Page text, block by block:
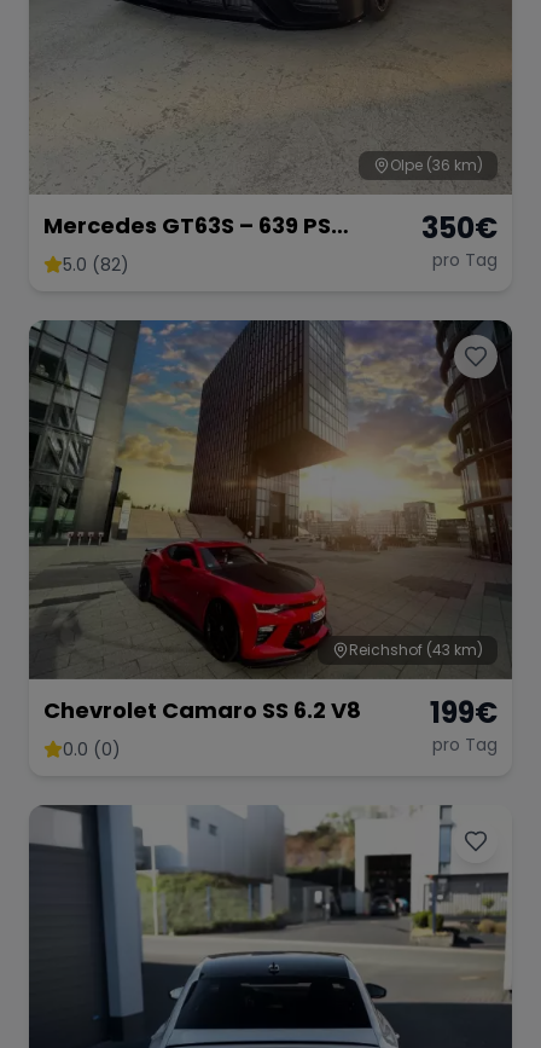
Olpe (36 km)
Mercedes GT63S – 639 PS
Luxussportwagen
5.0 (82)
350€
pro Tag
Reichshof (43 km)
Chevrolet Camaro SS 6.2 V8
0.0 (0)
199€
pro Tag